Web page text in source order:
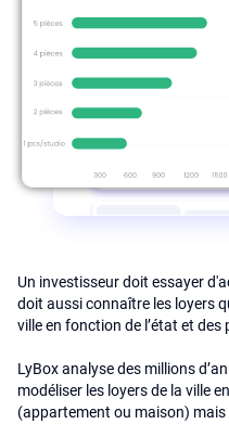
Un investisseur doit essayer
doit aussi connaître les loyers
ville en fonction de l’état et
LyBox analyse des millions
modéliser les loyers de la ville
(appartement ou maison) mais